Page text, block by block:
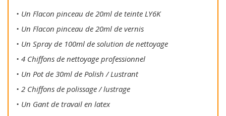
• Un Flacon pinceau de 20ml de teinte LY6K
• Un Flacon pinceau de 20ml de vernis
• Un Spray de 100ml de solution de nettoyage
• 4 Chiffons de nettoyage professionnel
• Un Pot de 30ml de Polish / Lustrant
• 2 Chiffons de polissage / lustrage
• Un Gant de travail en latex